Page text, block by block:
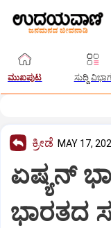
ಮುಖಪುಟ ಸುದ್ದಿ ವಿಭಾಗ
ಕ್ರೀಡೆ MAY 17,
ಏಷ್ಯನ್‌
ಭಾರತದ